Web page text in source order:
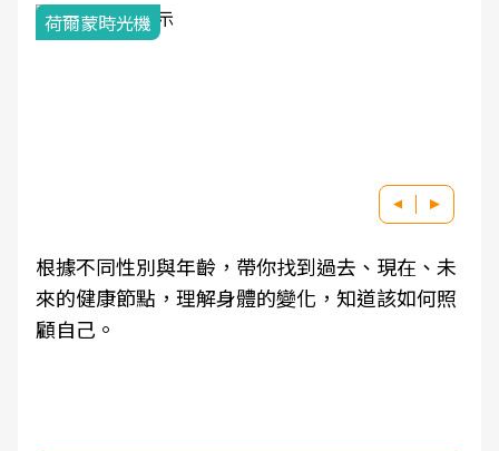
、現在、未
道該如何照
2025健檢服務大調查
因應超高齡社會來臨，良醫健康網推
健檢服務大調查」，以倡議健康促進